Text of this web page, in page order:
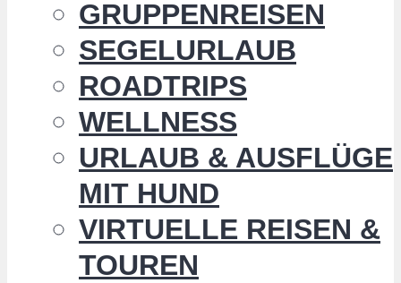
GRUPPENREISEN
SEGELURLAUB
ROADTRIPS
WELLNESS
URLAUB & AUSFLÜGE
MIT HUND
VIRTUELLE REISEN &
TOUREN